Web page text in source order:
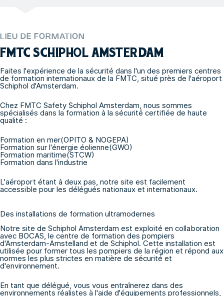
LIEU DE FORMATION
FMTC SCHIPHOL AMSTERDAM
Faites l'expérience de la sécurité dans l'un des premiers centres
de formation internationaux de la FMTC, situé près de l'aéroport
Schiphol d'Amsterdam.
Chez FMTC Safety Schiphol Amsterdam, nous sommes
spécialisés dans la formation à la sécurité certifiée de haute
qualité :
Formation en mer(OPITO & NOGEPA)
Formation sur l'énergie éolienne(GWO)
Formation maritime(STCW)
Formation dans l'industrie
L'aéroport étant à deux pas, notre site est facilement
accessible pour les délégués nationaux et internationaux.
Des installations de formation ultramodernes
Notre site de Schiphol Amsterdam est exploité en collaboration
avec BOCAS, le centre de formation des pompiers
d'Amsterdam-Amstelland et de Schiphol. Cette installation est
utilisée pour former tous les pompiers de la région et répond aux
normes les plus strictes en matière de sécurité et
d'environnement.
En tant que délégué, vous vous entraînerez dans des
environnements réalistes à l'aide d'équipements professionnels,